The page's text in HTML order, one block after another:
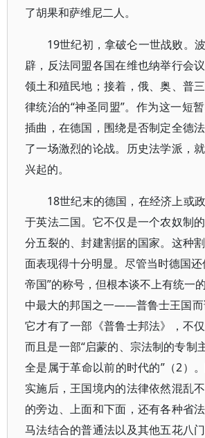
了胡果和萨维尼二人。
19世纪初，拿破仑一世战败。
辟，反法同盟各国在维也纳举行会
领土和殖民地；接着，俄、奥、普
律统治的“神圣同盟”。作为这一短
插曲，在德国，围绕是否制定全德
了一场激烈的论战。历史法学派，
兴起的。
18世纪末的德国，在经济上或
于英法二国。它不仅是一个农奴制
分五裂的、封建割据的国家。这种
面表现得十分明显。尽管当时德国还
帝国”的称号，但根本谈不上有统一
中最大的邦国之一——普鲁士王国而
它才有了一部《普鲁士邦法》，不
而且是一部“启蒙的、宗法制的专制
全是属于革命以前的时代的”（2）
实施后，王国境内的法律依然混乱
的旁边、上面和下面，还有各种省
马法结合的普通法以及其他五花八